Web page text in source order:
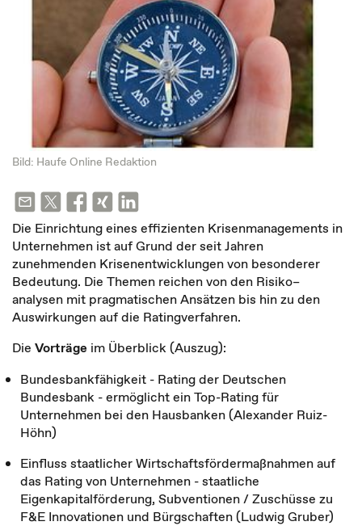
Bild: Haufe Online Redaktion
Die Einrichtung eines effizienten Krisenmanagements in
Unternehmen ist auf Grund der seit Jahren
zunehmenden Krisenentwicklungen von besonderer
Bedeutung. Die Themen reichen von den Risiko–
analysen mit pragmatischen Ansätzen bis hin zu den
Auswirkungen auf die Ratingverfahren.
Die Vorträge im Überblick (Auszug):
Bundesbankfähigkeit - Rating der Deutschen
Bundesbank - ermöglicht ein Top-Rating für
Unternehmen bei den Hausbanken (Alexander Ruiz-
Höhn)
Einfluss staatlicher Wirtschaftsfördermaßnahmen auf
das Rating von Unternehmen - staatliche
Eigenkapitalförderung, Subventionen / Zuschüsse zu
F&E Innovationen und Bürgschaften (Ludwig Gruber)